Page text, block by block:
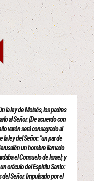
la ley de Moisés, los padres
al Señor. (De acuerdo con
varón será consagrado al
la ley del Señor: "un par de
un hombre llamado
el Consuelo de Israel; y
oráculo del Espíritu Santo:
del Señor. Impulsado por el